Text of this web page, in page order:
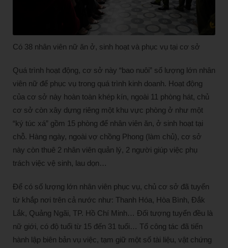
Có 38 nhân viên nữ ăn ở, sinh hoạt và phục vụ tại cơ sở
Quá trình hoạt động, cơ sở này “bao nuôi” số lượng lớn nhân
viên nữ để phục vụ trong quá trình kinh doanh. Hoạt động
của cơ sở này hoàn toàn khép kín, ngoài 11 phòng hát, chủ
cơ sở còn xây dựng riêng một khu vực phòng ở như một
“ký túc xá” gồm 15 phòng để nhân viên ăn, ở sinh hoạt tại
chỗ. Hàng ngày, ngoài vợ chồng Phong (làm chủ), cơ sở
này còn thuê 2 nhân viên quản lý, 2 người giúp việc phụ
trách việc vệ sinh, lau dọn…
Để có số lượng lớn nhân viên phục vụ, chủ cơ sở đã tuyển
từ khắp nơi trên cả nước như: Thanh Hóa, Hòa Bình, Đắk
Lắk, Quảng Ngãi, TP. Hồ Chí Minh… Đối tượng tuyển đều là
nữ giới, có độ tuổi từ 15 đến 31 tuổi… Tổ công tác đã tiến
hành lập biên bản vụ việc, tạm giữ một số tài liệu, vật chứng